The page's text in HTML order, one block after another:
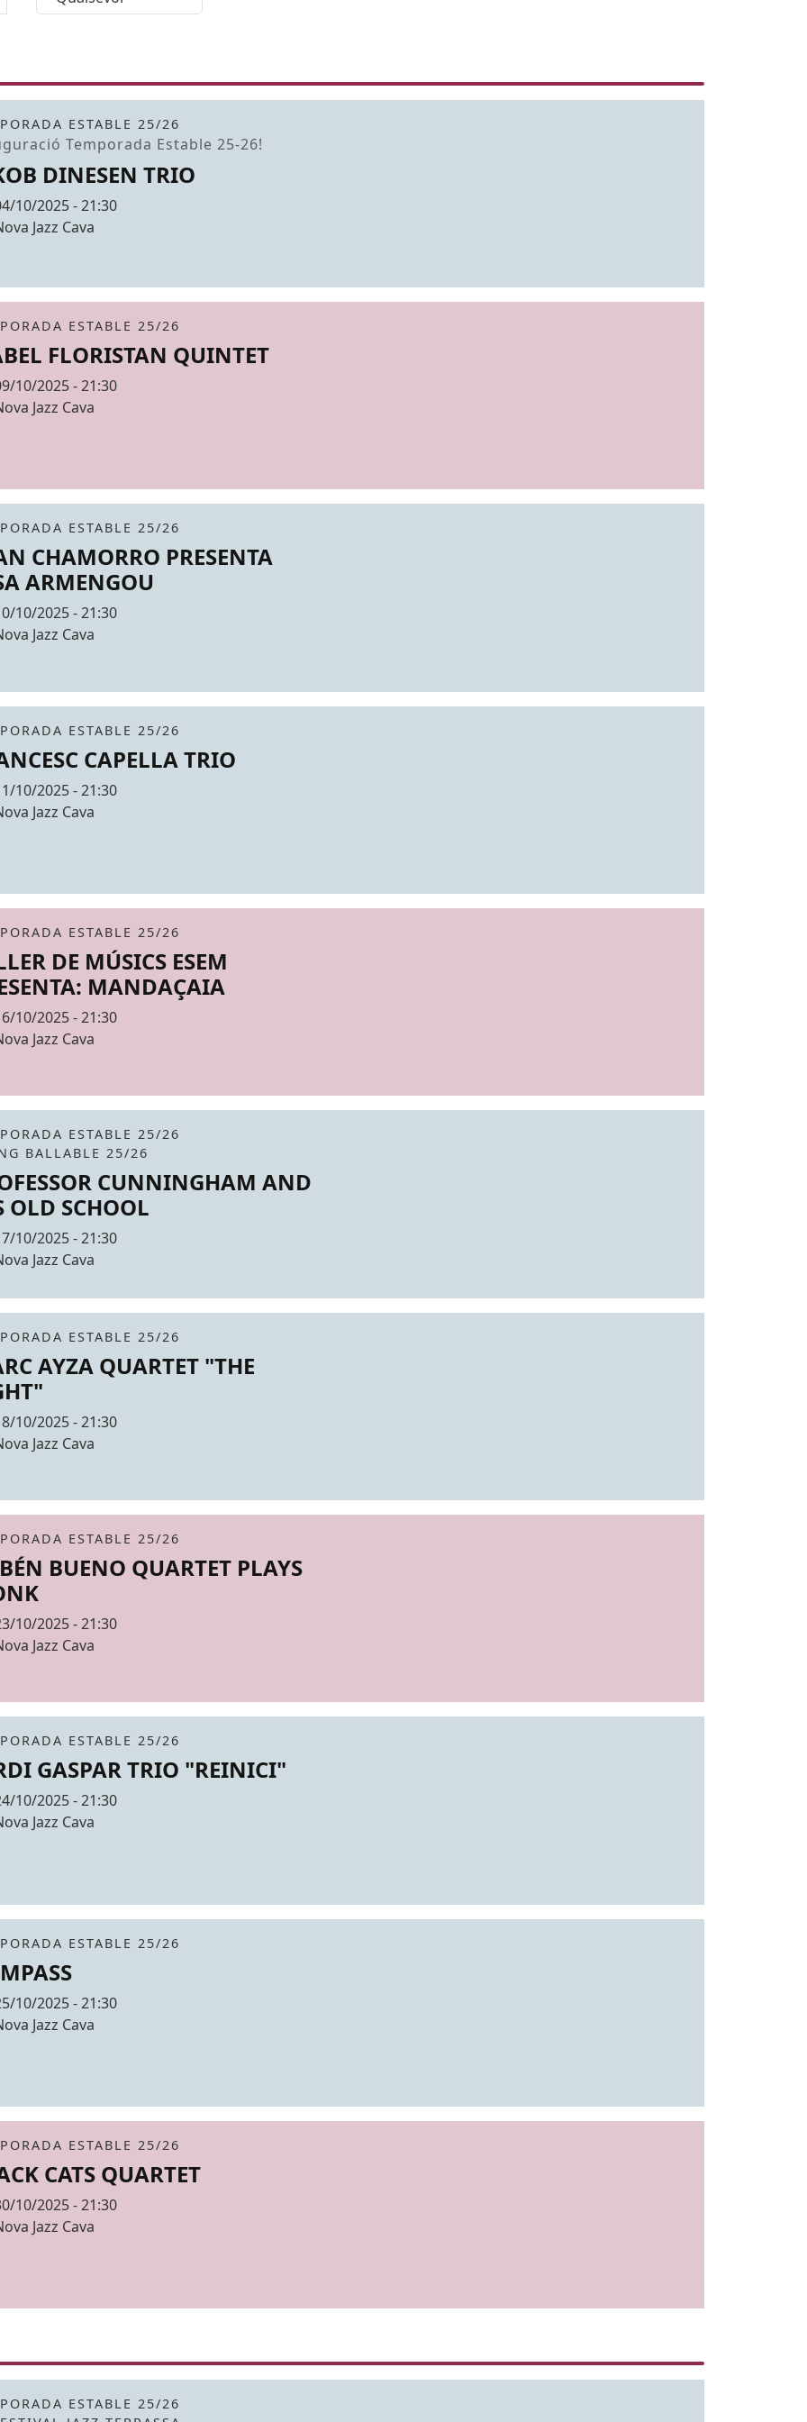
ESTABLE 25/26
Temporada Estable 25-26!
DINESEN TRIO
10/2025 - 21:30
Jazz Cava
ESTABLE 25/26
FLORISTAN QUINTET
10/2025 - 21:30
Jazz Cava
ESTABLE 25/26
CHAMORRO PRESENTA
ARMENGOU
10/2025 - 21:30
Jazz Cava
ESTABLE 25/26
CAPELLA TRIO
10/2025 - 21:30
Jazz Cava
ESTABLE 25/26
DE MÚSICS ESEM
MANDAÇAIA
10/2025 - 21:30
Jazz Cava
ESTABLE 25/26
BALLABLE 25/26
CUNNINGHAM AND
OLD SCHOOL
10/2025 - 21:30
Jazz Cava
ESTABLE 25/26
AYZA QUARTET "THE
10/2025 - 21:30
Jazz Cava
ESTABLE 25/26
BUENO QUARTET PLAYS
10/2025 - 21:30
Jazz Cava
ESTABLE 25/26
GASPAR TRIO "REINICI"
10/2025 - 21:30
Jazz Cava
ESTABLE 25/26
10/2025 - 21:30
Jazz Cava
ESTABLE 25/26
CATS QUARTET
10/2025 - 21:30
Jazz Cava
ESTABLE 25/26